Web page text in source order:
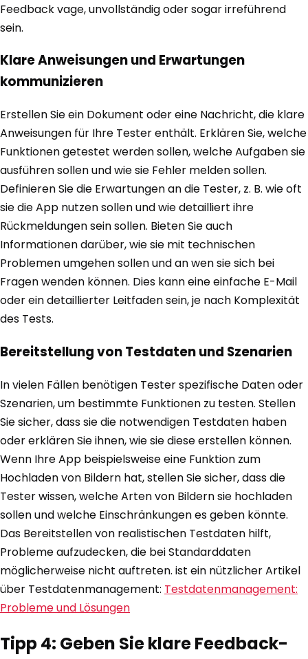
Feedback vage, unvollständig oder sogar irreführend
sein.
Klare Anweisungen und Erwartungen
kommunizieren
Erstellen Sie ein Dokument oder eine Nachricht, die klare
Anweisungen für Ihre Tester enthält. Erklären Sie, welche
Funktionen getestet werden sollen, welche Aufgaben sie
ausführen sollen und wie sie Fehler melden sollen.
Definieren Sie die Erwartungen an die Tester, z. B. wie oft
sie die App nutzen sollen und wie detailliert ihre
Rückmeldungen sein sollen. Bieten Sie auch
Informationen darüber, wie sie mit technischen
Problemen umgehen sollen und an wen sie sich bei
Fragen wenden können. Dies kann eine einfache E-Mail
oder ein detaillierter Leitfaden sein, je nach Komplexität
des Tests.
Bereitstellung von Testdaten und Szenarien
In vielen Fällen benötigen Tester spezifische Daten oder
Szenarien, um bestimmte Funktionen zu testen. Stellen
Sie sicher, dass sie die notwendigen Testdaten haben
oder erklären Sie ihnen, wie sie diese erstellen können.
Wenn Ihre App beispielsweise eine Funktion zum
Hochladen von Bildern hat, stellen Sie sicher, dass die
Tester wissen, welche Arten von Bildern sie hochladen
sollen und welche Einschränkungen es geben könnte.
Das Bereitstellen von realistischen Testdaten hilft,
Probleme aufzudecken, die bei Standarddaten
möglicherweise nicht auftreten. ist ein nützlicher Artikel
über Testdatenmanagement: Testdatenmanagement:
Probleme und Lösungen
Tipp 4: Geben Sie klare Feedback-